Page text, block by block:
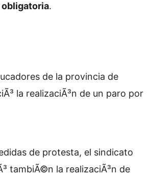
.
de la provincia de
la realizaciÃ³n de un paro por
de protesta, el sindicato
tambiÃ©n la realizaciÃ³n de